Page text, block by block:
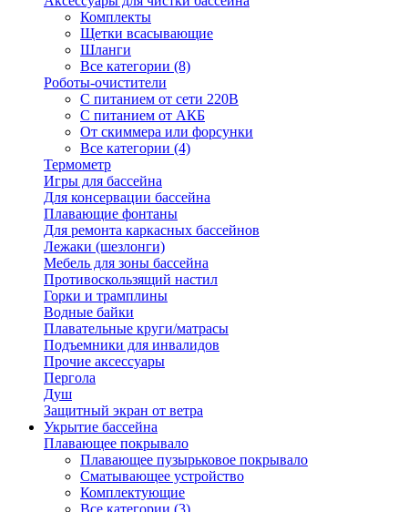
Комплекты
Щетки всасывающие
Шланги
Все категории (8)
Роботы-очистители
С питанием от сети 220В
С питанием от АКБ
От скиммера или форсунки
Все категории (4)
Термометр
Игры для бассейна
Для консервации бассейна
Плавающие фонтаны
Для ремонта каркасных бассейнов
Лежаки (шезлонги)
Мебель для зоны бассейна
Противоскользящий настил
Горки и трамплины
Водные байки
Плавательные круги/матрасы
Подъемники для инвалидов
Прочие аксессуары
Пергола
Душ
Защитный экран от ветра
Укрытие бассейна
Плавающее покрывало
Плавающее пузырьковое покрывало
Сматывающее устройство
Комплектующие
Все категории (3)